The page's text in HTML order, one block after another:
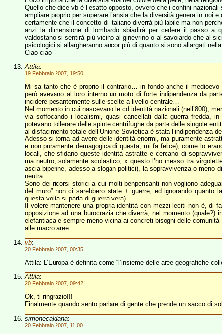
Quello che dice vb è l’esatto opposto, ovvero che i confini
ampliare proprio per superare l’ansia che la diversità genera in noi
certamente che il concetto di italiano diverrà più labile ma non
anzi la dimensione di lombardo sbiadirà per cedere il passo a
valdostano si sentirà più vicino al ginevrino o al savoiardo che al
psicologici si allargheranno ancor più di quanto si sono allargati
Ciao ciao
Attila:
19 Febbraio 2007, 19:50
Mi sa tanto che è proprio il contrario… in fondo anche il
però avevano al loro interno un moto di forte indipendenza da
incidere pesantemente sulle scelte a livello centrale…
Nel momento in cui nascevano le cd identità nazionali (nell’800),
via soffocando i localismi, quasi cancellati dalla guerra fredda,
potevano tollerare delle spinte centrifughe da parte delle singole
al disfacimento totale dell’Unione Sovietica è stata l’indipendenza
Adesso si torna ad avere delle identità enormi, ma puramente
e non puramente demagogica di questa, mi fa felice), come lo
locali, che sfidano queste identità astratte e cercano di
ma neutro, solamente scolastico, x questo l’ho messo tra
ascia bipenne, adesso a slogan politici), la sopravvivenza o meno
neutra.
Sono dei ricorsi storici a cui molti benpensanti non vogliono
del muro” non ci sarebbero state + guerre, ed ignorando
questa volta si parla di guerra vera)…
Il volere mantenere una propria identità con mezzi leciti non è,
opposizione ad una burocrazia che diverrà, nel momento (quale?)
elefantiaca e sempre meno vicina ai concreti bisogni delle
alle macro aree.
vb:
20 Febbraio 2007, 00:35
Attila: L’Europa è definita come “l’insieme delle aree geografiche
Attila:
20 Febbraio 2007, 09:42
Ok, ti ringrazio!!!
Finalmente quando sento parlare di gente che prende un sacco di
simonecaldana:
20 Febbraio 2007, 11:00